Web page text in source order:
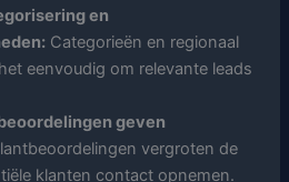
en
Categorieën en regionaal
eenvoudig om relevante leads
geven
vergroten de
klanten contact opnemen.